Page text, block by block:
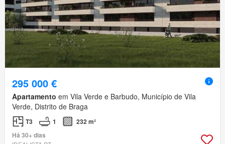
295 000 €
Apartamento em Vila Verde e Barbudo, Município de Vila
Verde, Distrito de Braga
T3 1
232 m²
Há 30+ dias